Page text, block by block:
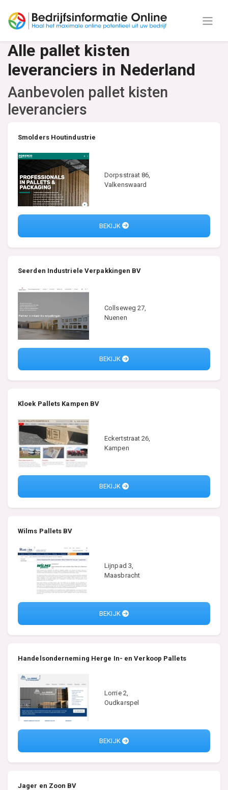
Alle pallet kisten
leveranciers in Nederland
Aanbevolen pallet kisten
leveranciers
Smolders Houtindustrie
Dorpsstraat 86,
Valkenswaard
BEKIJK
Seerden Industriele Verpakkingen BV
Collseweg 27,
Nuenen
BEKIJK
Kloek Pallets Kampen BV
Eckertstraat 26,
Kampen
BEKIJK
Wilms Pallets BV
Lijnpad 3,
Maasbracht
BEKIJK
Handelsonderneming Herge In- en Verkoop Pallets
Lorrie 2,
Oudkarspel
BEKIJK
Jager en Zoon BV